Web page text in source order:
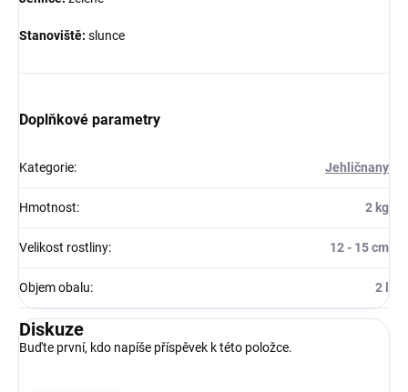
Stanoviště: slunce
Doplňkové parametry
Kategorie: Jehličnany
Hmotnost: 2 kg
Velikost rostliny: 12 - 15 cm
Objem obalu: 2 l
Diskuze
Buďte první, kdo napíše příspěvek k této položce.